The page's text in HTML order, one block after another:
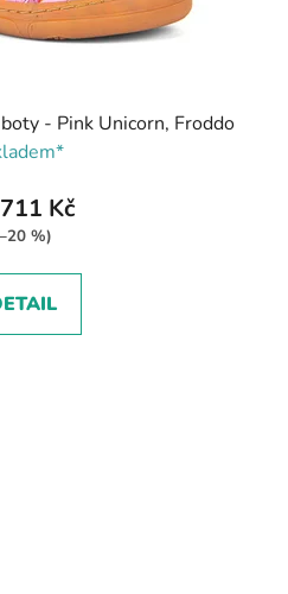
- Pink Unicorn, Froddo
711 Kč
%)